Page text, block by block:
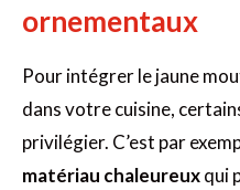
ornementaux
Pour intégrer le jaune
dans votre cuisine,
privilégier. C’est par
matériau chaleureuxqui